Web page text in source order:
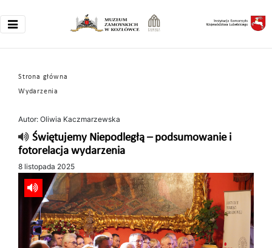
Strona główna
Wydarzenia
Autor: Oliwia Kaczmarzewska
Świętujemy Niepodległą – podsumowanie i
fotorelacja wydarzenia
8 listopada 2025